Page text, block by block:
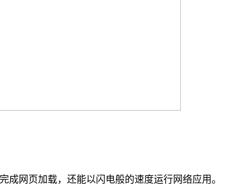
网页加载，还能以闪电般的速度运行网络应用。